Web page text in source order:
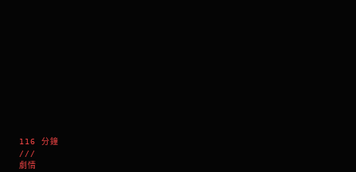
116 分鐘
///
劇情